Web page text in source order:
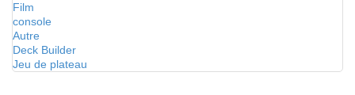
Film
console
Autre
Deck Builder
Jeu de plateau